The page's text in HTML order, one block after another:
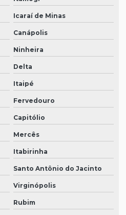
Icaraí de Minas
Canápolis
Ninheira
Delta
Itaipé
Fervedouro
Capitólio
Mercês
Itabirinha
Santo Antônio do Jacinto
Virginópolis
Rubim